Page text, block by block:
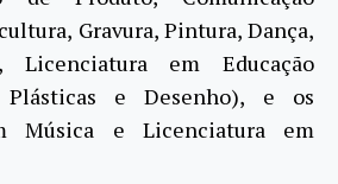
Gravura, Pintura, Dança,
Licenciatura em Educação
e Desenho), e os
Música e Licenciatura em